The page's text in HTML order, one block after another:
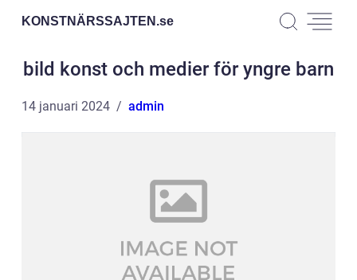
KONSTNÄRSSAJTEN.se
bild konst och medier för yngre barn
14 januari 2024 admin